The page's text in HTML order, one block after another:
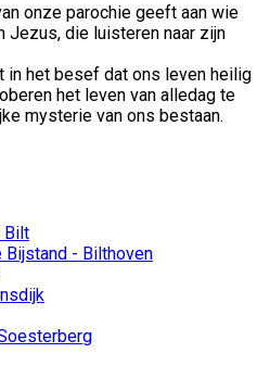
onze parochie geeft aan wie
Jezus, die luisteren naar zijn
in het besef dat ons leven heilig
het leven van alledag te
mysterie van ons bestaan.
Bilt
Bijstand - Bilthoven